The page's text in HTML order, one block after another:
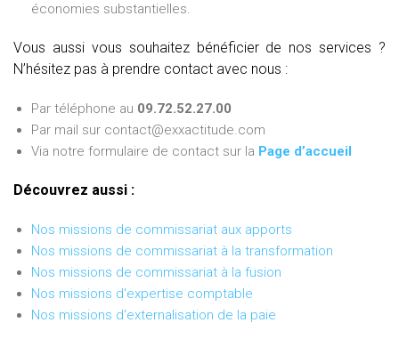
économies substantielles.
Vous aussi vous souhaitez bénéficier de nos services ?
N’hésitez pas à prendre contact avec nous :
Par téléphone au 09.72.52.27.00
Par mail sur contact@exxactitude.com
Via notre formulaire de contact sur la Page d’accueil
Découvrez aussi :
Nos missions de commissariat aux apports
Nos missions de commissariat à la transformation
Nos missions de commissariat à la fusion
Nos missions d'expertise comptable
Nos missions d'externalisation de la paie